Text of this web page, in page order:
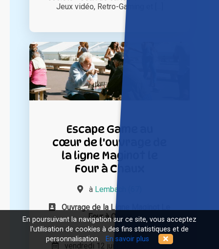
Jeux vidéo, Retro-Gaming et [...]
Escape Game au
cœur de l'ouvrage de
la ligne Maginot le
Four à Chaux
à Lembach (67)
Ouvrage de la Ligne Maginot Le
Four à Chaux
vendredi 12 juin 2026 à 10h00
En poursuivant la navigation sur ce site, vous acceptez
l'utilisation de cookies à des fins statistiques et de
personnalisation.
En savoir plus